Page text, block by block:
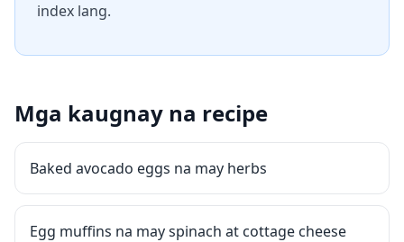
index lang.
Mga kaugnay na recipe
Baked avocado eggs na may herbs
Egg muffins na may spinach at cottage cheese